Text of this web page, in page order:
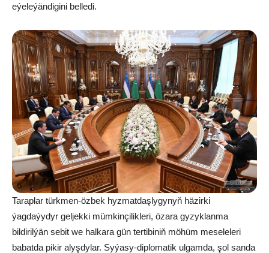
eýeleýändigini belledi.
Taraplar türkmen-özbek hyzmatdaşlygynyň häzirki
ýagdaýydyr geljekki mümkinçilikleri, özara gyzyklanma
bildirilýän sebit we halkara gün tertibiniň möhüm meseleleri
babatda pikir alyşdylar. Syýasy-diplomatik ulgamda, şol sanda